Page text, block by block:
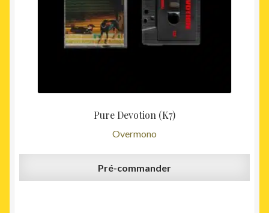
Pure Devotion (K7)
Overmono
Pré-commander